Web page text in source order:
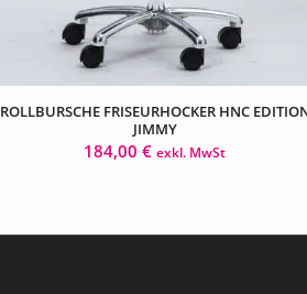
ROLLBURSCHE FRISEURHOCKER HNC
JIMMY
184,00€ exkl. MwSt